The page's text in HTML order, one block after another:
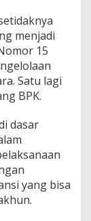
menjadi
15
Satu lagi
BPK.
dasar
yang bisa